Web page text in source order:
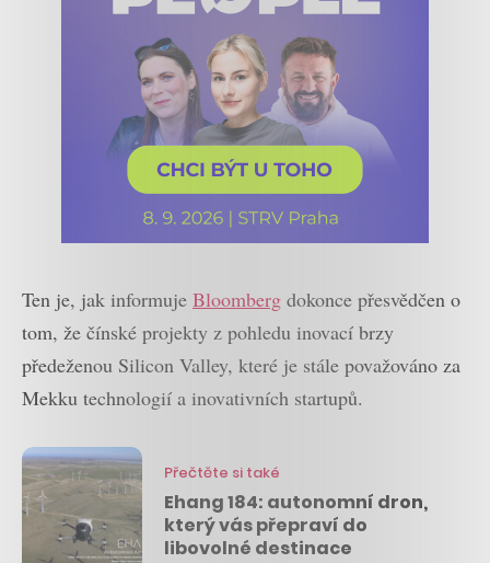
Ten je, jak informuje Bloomberg dokonce přesvědčen o
tom, že čínské projekty z pohledu inovací brzy
předeženou Silicon Valley, které je stále považováno za
Mekku technologií a inovativních startupů.
Přečtěte si také
Ehang 184: autonomní dron,
který vás přepraví do
libovolné destinace